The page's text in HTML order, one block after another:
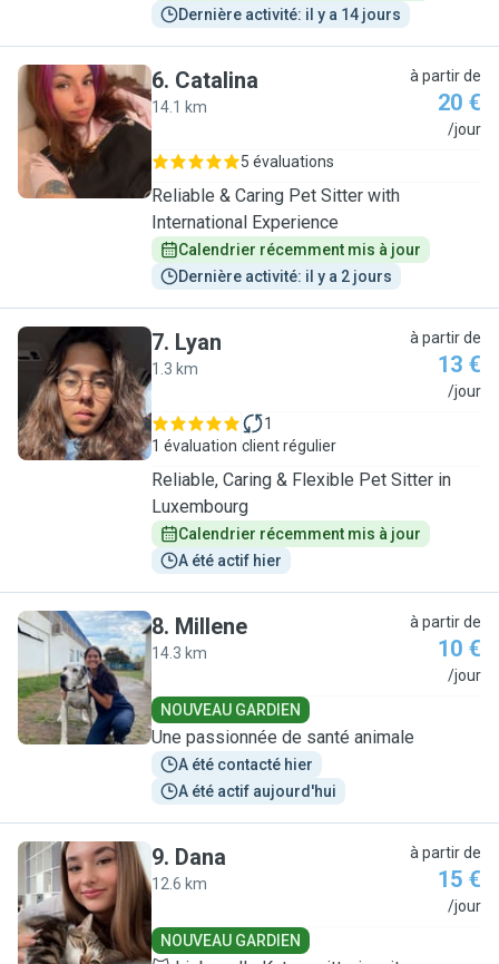
Dernière activité: il y a 14 jours
C
6. Catalina
14.1 km
à partir de
20 €
/jour
5 évaluations
Reliable & Caring Pet Sitter with
International Experience
Calendrier récemment mis à jour
Dernière activité: il y a 2 jours
L
7. Lyan
1.3 km
à partir de
13 €
/jour
1 évaluation
1
client régulier
Reliable, Caring & Flexible Pet Sitter in
Luxembourg
Calendrier récemment mis à jour
A été actif hier
M
8. Millene
14.3 km
à partir de
10 €
/jour
NOUVEAU GARDIEN
Une passionnée de santé animale
A été contacté hier
A été actif aujourd'hui
D
9. Dana
12.6 km
à partir de
15 €
/jour
NOUVEAU GARDIEN